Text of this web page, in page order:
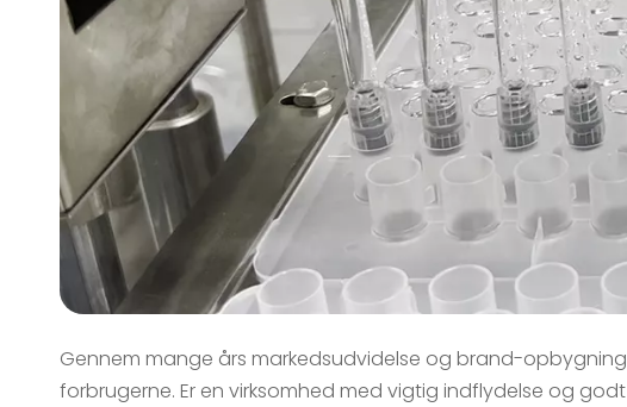
Gennem mange års markedsudvidelse og brand-
forbrugerne. Er en virksomhed med vigtig indflydelse og